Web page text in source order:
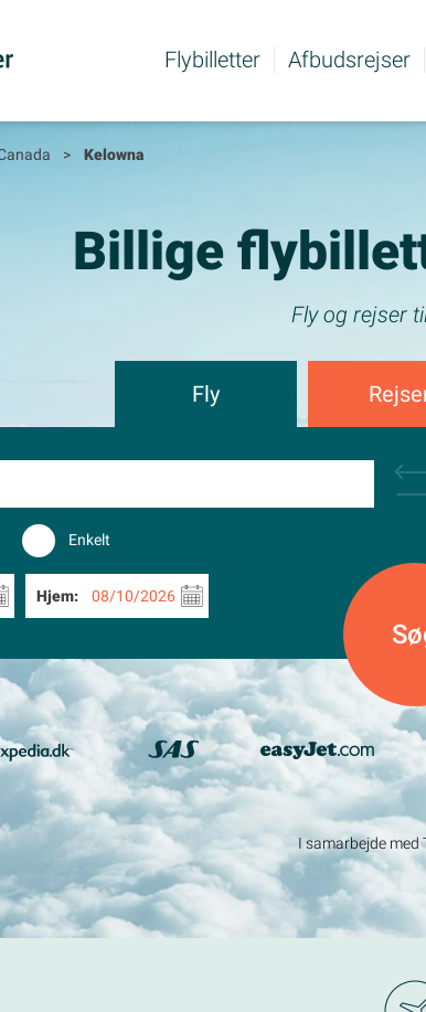
Flybilletter Afbudsrejser
> Kelowna
Billige
Fly og rejser
Fly
Enkelt
Hjem: 08/10/2026
I samarbejde med